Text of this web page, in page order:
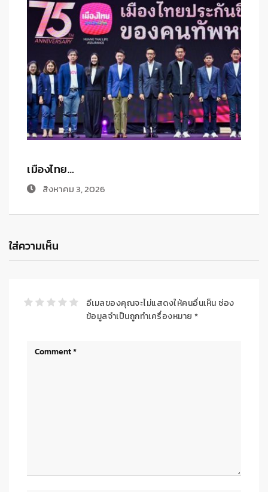
เมืองไทย…
กรกฎาคม 24, 2026
ใส่ความเห็น
อีเมลของคุณจะไม่แสดงให้คนอื่นเห็น ช่อง
ข้อมูลจำเป็นถูกทำเครื่องหมาย *